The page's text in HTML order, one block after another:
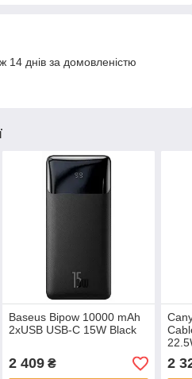
14 днів за домовленістю
Baseus Bipow 10000 mAh
2xUSB USB-C 15W Black
2 409₴ 2